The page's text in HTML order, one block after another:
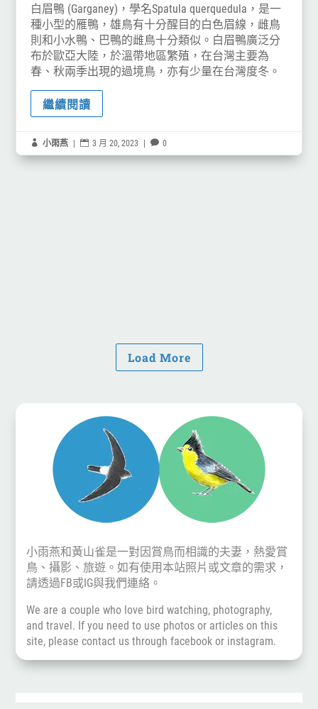
白眉鴨 (Garganey)，學名Spatula querquedula，是一
種小型的雁鴨，雄鳥有十分醒目的白色眉線，雌鳥
則和小水鴨、巴鴨的雌鳥十分類似。白眉鴨廣泛分
布於歐亞大陸，於溫帶地區繁殖，在台灣主要為
春、秋兩季出現的過境鳥，亦有少量在台灣度冬。
繼續閱讀
 小雨燕  3 月 20, 2023  0
Load More
小雨燕和黃山雀是一對因賞鳥而相識的夫妻，熱愛賞
鳥、攝影、旅遊。如有使用本站照片或文章的需求，
請透過FB或IG與我們連絡。
We are a couple who love bird watching, photography,
and travel. If you need to use photos or articles on this
site, please contact us throughfacebook or instagram.